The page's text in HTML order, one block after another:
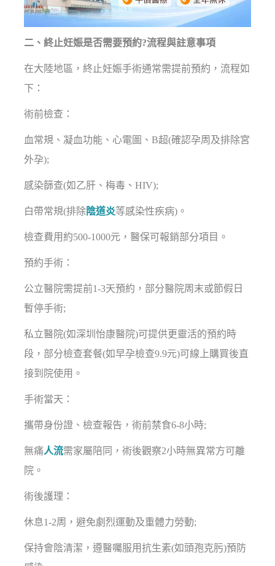
二、終止妊娠是否需要預約?流程與註意事項
在大陸地區，終止妊娠手術通常需提前預約，流程如
下：
術前檢查：
血常規、凝血功能、心電圖、B超(確認孕周及排除宮
外孕);
感染篩查(如乙肝、梅毒、HIV);
白帶常規(排除陰道炎等感染性疾病)。
檢查費用約500-1000元，醫保可報銷部分項目。
預約手術：
公立醫院需提前1-3天預約，部分醫院周末或節假日
暫停手術;
私立醫院(如深圳怡康醫院)可提供更靈活的預約時
段，部分檢查套餐(如早孕檢查9.9元)可線上購買後直
接到院使用。
手術當天：
攜帶身份證、檢查報告，術前禁食6-8小時;
無痛人流需家屬陪同，術後觀察2小時無異常方可離
院。
術後護理：
休息1-2周，避免劇烈運動及重體力勞動;
保持會陰清潔，遵醫囑服用抗生素(如頭孢克肟)預防